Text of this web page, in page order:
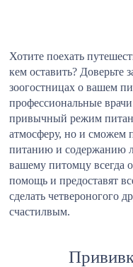
Хотите поехать
кем оставить?
зоогостницах о вашем
профессиональные
привычный режим
атмосферу, но и сможем
питанию и содержанию
вашему питомцу всегда
помощь и предоставят
сделать четвероногого
счастилвым.